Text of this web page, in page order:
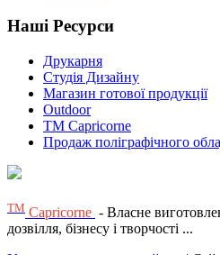
Наші Ресурси
Друкарня
Студія Дизайну
Магазин готової продукції
Outdoor
TM Capricorne
Продаж поліграфічного
ТМ Capricorne - Власне
дозвілля, бізнесу і творчості ...